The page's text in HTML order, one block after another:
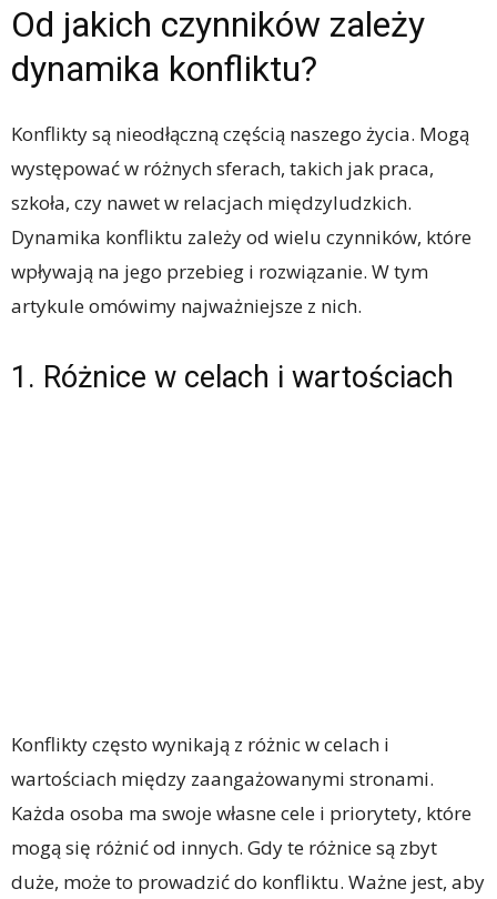
Od jakich czynników zależy
dynamika konfliktu?
Konflikty są nieodłączną częścią naszego życia. Mogą
występować w różnych sferach, takich jak praca,
szkoła, czy nawet w relacjach międzyludzkich.
Dynamika konfliktu zależy od wielu czynników, które
wpływają na jego przebieg i rozwiązanie. W tym
artykule omówimy najważniejsze z nich.
1. Różnice w celach i wartościach
Konflikty często wynikają z różnic w celach i
wartościach między zaangażowanymi stronami.
Każda osoba ma swoje własne cele i priorytety, które
mogą się różnić od innych. Gdy te różnice są zbyt
duże, może to prowadzić do konfliktu. Ważne jest, aby